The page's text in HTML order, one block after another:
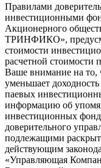
Правилами
инвестиционными
Акционерного
ТРИНФИКО»,
стоимости
расчетной
Ваше внимание на то,
уменьшает
паевых
информацию об
инвестиционных
доверительного
подлежащими
действующим
«Управляющая